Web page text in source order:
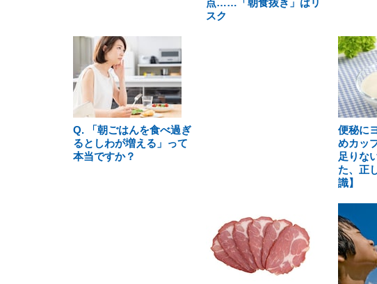
点……「朝食抜き」はリ
スク
Q. 「朝ごはんを食べ過ぎ
るとしわが増える」って
本当ですか？
便秘に
めカッ
足りな
た、正
識】